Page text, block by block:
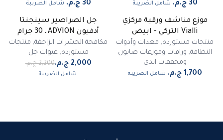
شامل الضريبة شامل الضريبة
موزع مناشف ورقية مركزي
Vialli التركي - ابيض
منتجات مستورده, معدات وأدوات
النظافة, وراقات وموزعات صابون
ومجففات ايدي
شامل الضريبة
- 9
جل الصراصير سينجنتا
أدفيون ADVION ـ 30 جرام
مكافحة الحشرات الزاحفة, منتجات
مستورده,عبوات جل
‏2,200 ج.م.‏
شامل الضريبة